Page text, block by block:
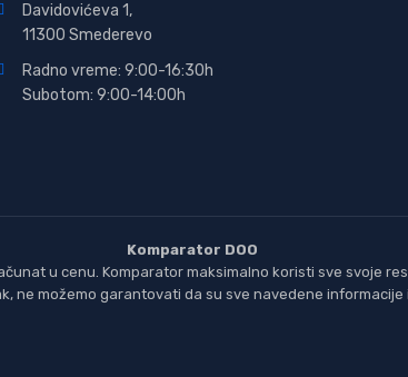
Davidovićeva 1,
11300 Smederevo
Radno vreme: 9:00-16:30h
Subotom: 9:00-14:00h
Komparator DOO
u cenu. Komparator maksimalno koristi sve svoje
ne možemo garantovati da su sve navedene